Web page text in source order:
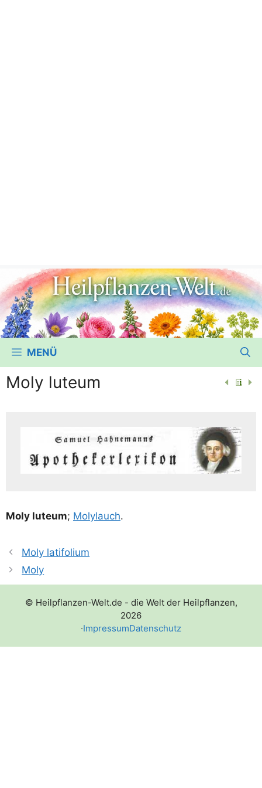
MENÜ
Moly luteum
Moly lute­um; Moly­lauch.
Moly latifolium
Moly
© Heilpflanzen-Welt.de - die Welt der Heilpflanzen,
2026
·ImpressumDatenschutz